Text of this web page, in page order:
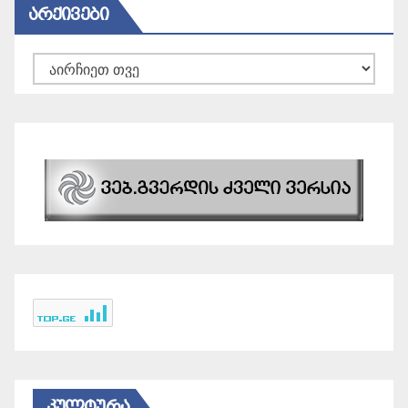
ᲐᲠᲥᲘᲕᲔᲑᲘ
არქივები